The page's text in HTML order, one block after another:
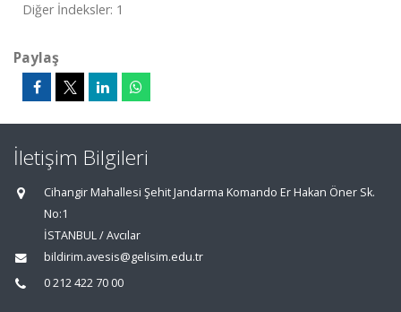
Diğer İndeksler: 1
Paylaş
İletişim Bilgileri
Cihangir Mahallesi Şehit Jandarma Komando Er Hakan Öner Sk.
No:1
İSTANBUL / Avcılar
bildirim.avesis@gelisim.edu.tr
0 212 422 70 00